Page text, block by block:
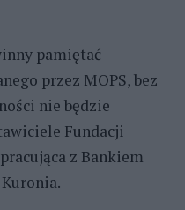
pamiętać
przez MOPS, bez
nie będzie
Fundacji
z Bankiem